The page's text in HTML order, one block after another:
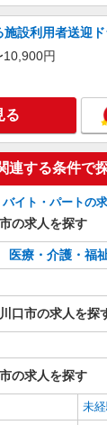
施設利用者送迎
10,900円
る
連する条件で
イト・パートの
の求人を探す
医療・介護・福
口市の求人を探
の求人を探す
未